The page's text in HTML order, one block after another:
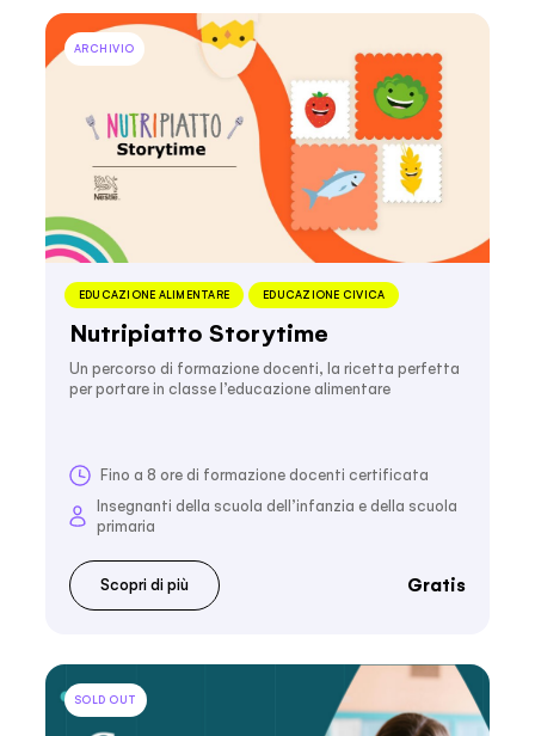
ARCHIVIO
EDUCAZIONE ALIMENTARE EDUCAZIONE CIVICA
Nutripiatto Storytime
Un percorso di formazione docenti, la ricetta perfetta
per portare in classe l’educazione alimentare
Fino a 8 ore di formazione docenti certificata
Insegnanti della scuola dell’infanzia e della scuola
primaria
Scopri di più Gratis
SOLD OUT